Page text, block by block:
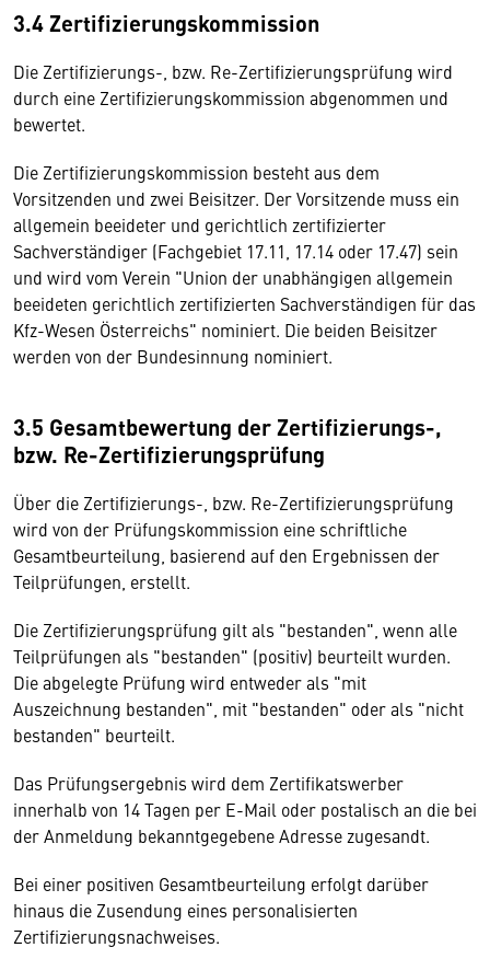
3.4 Zertifizierungskommission
Die Zertifizierungs-, bzw. Re-Zertifizierungsprüfung wird
durch eine Zertifizierungskommission abgenommen und
bewertet.
Die Zertifizierungskommission besteht aus dem
Vorsitzenden und zwei Beisitzer. Der Vorsitzende muss ein
allgemein beeideter und gerichtlich zertifizierter
Sachverständiger (Fachgebiet 17.11, 17.14 oder 17.47) sein
und wird vom Verein "Union der unabhängigen allgemein
beeideten gerichtlich zertifizierten Sachverständigen für das
Kfz-Wesen Österreichs" nominiert. Die beiden Beisitzer
werden von der Bundesinnung nominiert.
3.5 Gesamtbewertung der Zertifizierungs-,
bzw. Re-Zertifizierungsprüfung
Über die Zertifizierungs-, bzw. Re-Zertifizierungsprüfung
wird von der Prüfungskommission eine schriftliche
Gesamtbeurteilung, basierend auf den Ergebnissen der
Teilprüfungen, erstellt.
Die Zertifizierungsprüfung gilt als "bestanden", wenn alle
Teilprüfungen als "bestanden" (positiv) beurteilt wurden.
Die abgelegte Prüfung wird entweder als "mit
Auszeichnung bestanden", mit "bestanden" oder als "nicht
bestanden" beurteilt.
Das Prüfungsergebnis wird dem Zertifikatswerber
innerhalb von 14 Tagen per E-Mail oder postalisch an die bei
der Anmeldung bekanntgegebene Adresse zugesandt.
Bei einer positiven Gesamtbeurteilung erfolgt darüber
hinaus die Zusendung eines personalisierten
Zertifizierungsnachweises.